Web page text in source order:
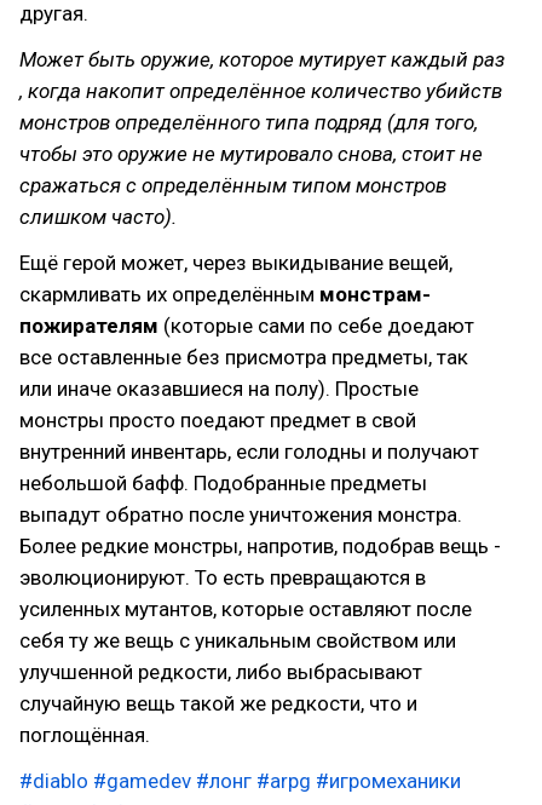
другая.
Может быть оружие, которое мутирует каждый раз
, когда накопит определённое количество убийств
монстров определённого типа подряд (для того,
чтобы это оружие не мутировало снова, стоит не
сражаться с определённым типом монстров
слишком часто).
Ещё герой может, через выкидывание вещей,
скармливать их определённым монстрам-
пожирателям (которые сами по себе доедают
все оставленные без присмотра предметы, так
или иначе оказавшиеся на полу). Простые
монстры просто поедают предмет в свой
внутренний инвентарь, если голодны и получают
небольшой бафф. Подобранные предметы
выпадут обратно после уничтожения монстра.
Более редкие монстры, напротив, подобрав вещь -
эволюционируют. То есть превращаются в
усиленных мутантов, которые оставляют после
себя ту же вещь с уникальным свойством или
улучшенной редкости, либо выбрасывают
случайную вещь такой же редкости, что и
поглощённая.
#diablo #gamedev #лонг #arpg #игромеханики